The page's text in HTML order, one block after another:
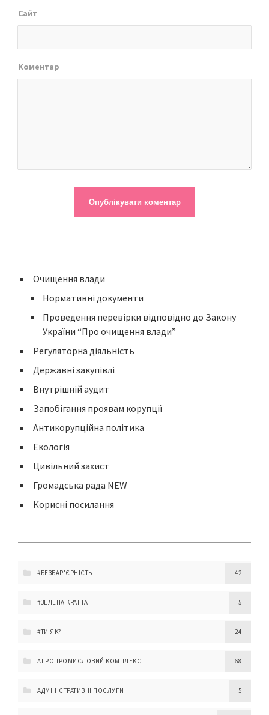
Сайт
Коментар
Очищення влади
Нормативні документи
Проведення перевірки відповідно до Закону
України “Про очищення влади”
Регуляторна діяльність
Державні закупівлі
Внутрішній аудит
Запобігання проявам корупції
Антикорупційна політика
Екологія
Цивільний захист
Громадська рада NEW
Корисні посилання
#БЕЗБАР'ЄРНІСТЬ 42
#ЗЕЛЕНА КРАЇНА 5
#ТИ ЯК? 24
АГРОПРОМИСЛОВИЙ КОМПЛЕКС 68
АДМІНІСТРАТИВНІ ПОСЛУГИ 5